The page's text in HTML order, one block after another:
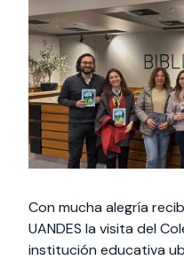
cursos
Especialidades y
estadías
Te puede
interesar:
interesar:
2025
vinculación con la
sociedad
Extensión Cultural
Te puede interesar:
intercambio
Servicios y apoyos
Te puede
interesar:
Uandes
Con mucha alegría
UANDES la visita del
institución educativa